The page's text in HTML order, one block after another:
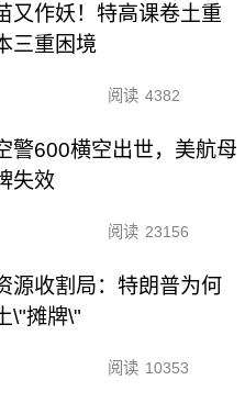
又作妖！特高课卷土重
三重困境
阅读 4382
警600横空出世，美航母
失效
阅读 23156
源收割局：特朗普为何
\"摊牌\"
阅读 10353